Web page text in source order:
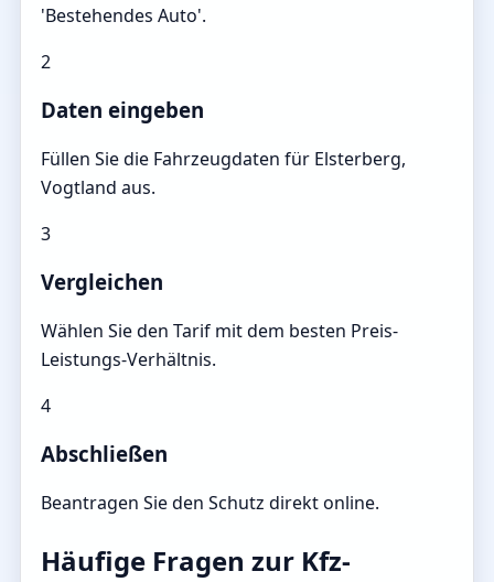
'Bestehendes Auto'.
2
Daten eingeben
Füllen Sie die Fahrzeugdaten für Elsterberg,
Vogtland aus.
3
Vergleichen
Wählen Sie den Tarif mit dem besten Preis-
Leistungs-Verhältnis.
4
Abschließen
Beantragen Sie den Schutz direkt online.
Häufige Fragen zur Kfz-